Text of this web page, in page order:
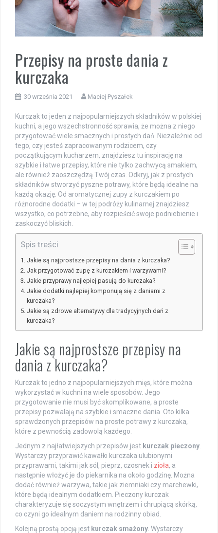
Przepisy na proste dania z
kurczaka
30 września 2021 Maciej Pyszałek
Kurczak to jeden z najpopularniejszych składników w polskiej
kuchni, a jego wszechstronność sprawia, że można z niego
przygotować wiele smacznych i prostych dań. Niezależnie od
tego, czy jesteś zapracowanym rodzicem, czy
początkującym kucharzem, znajdziesz tu inspirację na
szybkie i łatwe przepisy, które nie tylko zachwycą smakiem,
ale również zaoszczędzą Twój czas. Odkryj, jak z prostych
składników stworzyć pyszne potrawy, które będą idealne na
każdą okazję. Od aromatycznej zupy z kurczakiem po
różnorodne dodatki – w tej podróży kulinarnej znajdziesz
wszystko, co potrzebne, aby rozpieścić swoje podniebienie i
zaskoczyć bliskich.
Spis treści
Jakie są najprostsze przepisy na dania z kurczaka?
Jak przygotować zupę z kurczakiem i warzywami?
Jakie przyprawy najlepiej pasują do kurczaka?
Jakie dodatki najlepiej komponują się z daniami z
kurczaka?
Jakie są zdrowe alternatywy dla tradycyjnych dań z
kurczaka?
Jakie są najprostsze przepisy na
dania z kurczaka?
Kurczak to jedno z najpopularniejszych mięs, które można
wykorzystać w kuchni na wiele sposobów. Jego
przygotowanie nie musi być skomplikowane, a proste
przepisy pozwalają na szybkie i smaczne dania. Oto kilka
sprawdzonych przepisów na proste potrawy z kurczaka,
które z pewnością zadowolą każdego.
Jednym z najłatwiejszych przepisów jest kurczak pieczony
Wystarczy przyprawić kawałki kurczaka ulubionymi
przyprawami, takimi jak sól, pieprz, czosnek i zioła, a
następnie włożyć je do piekarnika na około godzinę. Można
dodać również warzywa, takie jak ziemniaki czy marchewki,
które będą idealnym dodatkiem. Pieczony kurczak
charakteryzuje się soczystym wnętrzem i chrupiącą skórką,
co czyni go idealnym daniem na rodzinny obiad.
Kolejną prostą opcją jest kurczak smażony . Wystarczy